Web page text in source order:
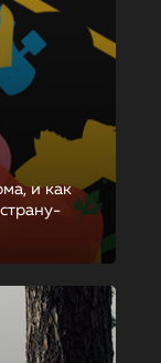
и как